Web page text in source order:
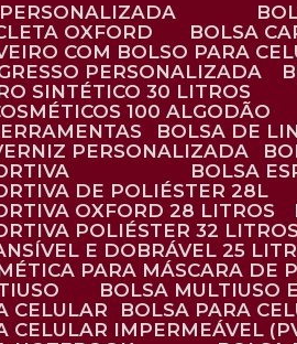
PERSONALIZADA
OXFORD
BOLSA
COM BOLSO PARA
PERSONALIZADA
SINTÉTICO 30 LITROS
100 ALGODÃO
BOLSA DE
PERSONALIZADA
BOLSA
DE POLIÉSTER 28L
OXFORD 28 LITROS
POLIÉSTER 32 LITROS
E DOBRÁVEL 25
PARA MÁSCARA DE
BOLSA MULTIUSO
CELULAR
BOLSA PARA
CELULAR IMPERMEÁVEL